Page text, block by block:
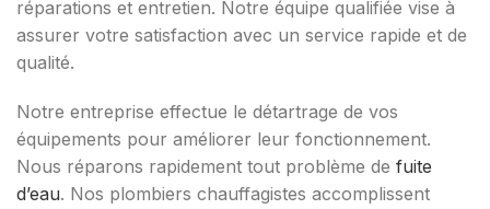
réparations et entretien. Notre équipe qualifiée vise à
assurer votre satisfaction avec un service rapide et de
qualité.
Notre entreprise effectue le détartrage de vos
équipements pour améliorer leur fonctionnement.
Nous réparons rapidement tout problème de fuite
d’eau. Nos plombiers chauffagistes accomplissent